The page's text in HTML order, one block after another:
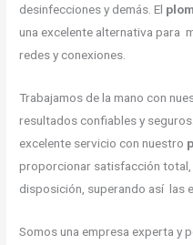
desinfecciones y demás. El
una excelente alternativa para
redes y conexiones.
Trabajamos de la mano con
resultados confiables y
excelente servicio con nuestro
proporcionar satisfacción total,
disposición, superando así las
Somos una empresa experta y